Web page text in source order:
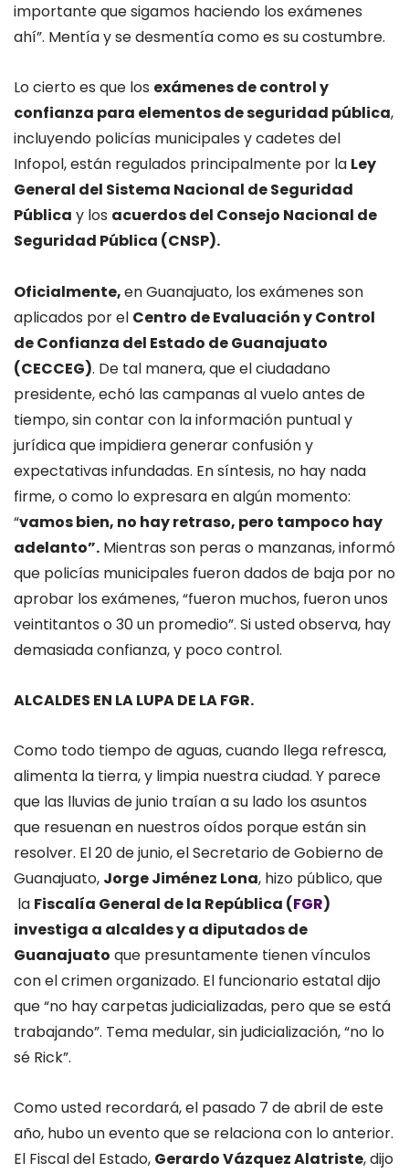
importante que sigamos haciendo los exámenes
ahí”. Mentía y se desmentía como es su costumbre.
Lo cierto es que los exámenes de control y
confianza para elementos de seguridad pública,
incluyendo policías municipales y cadetes del
Infopol, están regulados principalmente por la Ley
General del Sistema Nacional de Seguridad
Pública y los acuerdos del Consejo Nacional de
Seguridad Pública (CNSP).
Oficialmente,en Guanajuato, los exámenes son
aplicados por el Centro de Evaluación y Control
de Confianza del Estado de Guanajuato
(CECCEG). De tal manera, que el ciudadano
presidente, echó las campanas al vuelo antes de
tiempo, sin contar con la información puntual y
jurídica que impidiera generar confusión y
expectativas infundadas. En síntesis, no hay nada
firme, o como lo expresara en algún momento:
“vamos bien, no hay retraso, pero tampoco hay
adelanto”. Mientras son peras o manzanas, informó
que policías municipales fueron dados de baja por no
aprobar los exámenes, “fueron muchos, fueron unos
veintitantos o 30 un promedio”. Si usted observa, hay
demasiada confianza, y poco control.
ALCALDES EN LA LUPA DE LA FGR.
Como todo tiempo de aguas, cuando llega refresca,
alimenta la tierra, y limpia nuestra ciudad. Y parece
que las lluvias de junio traían a su lado los asuntos
que resuenan en nuestros oídos porque están sin
resolver. El 20 de junio, el Secretario de Gobierno de
Guanajuato, Jorge Jiménez Lona, hizo público, que
la Fiscalía General de la República (FGR)
investiga a alcaldes y a diputados de
Guanajuato que presuntamente tienen vínculos
con el crimen organizado. El funcionario estatal dijo
que “no hay carpetas judicializadas, pero que se está
trabajando”. Tema medular, sin judicialización, “no lo
sé Rick”.
Como usted recordará, el pasado 7 de abril de este
año, hubo un evento que se relaciona con lo anterior.
El Fiscal del Estado, Gerardo Vázquez Alatriste, dijo